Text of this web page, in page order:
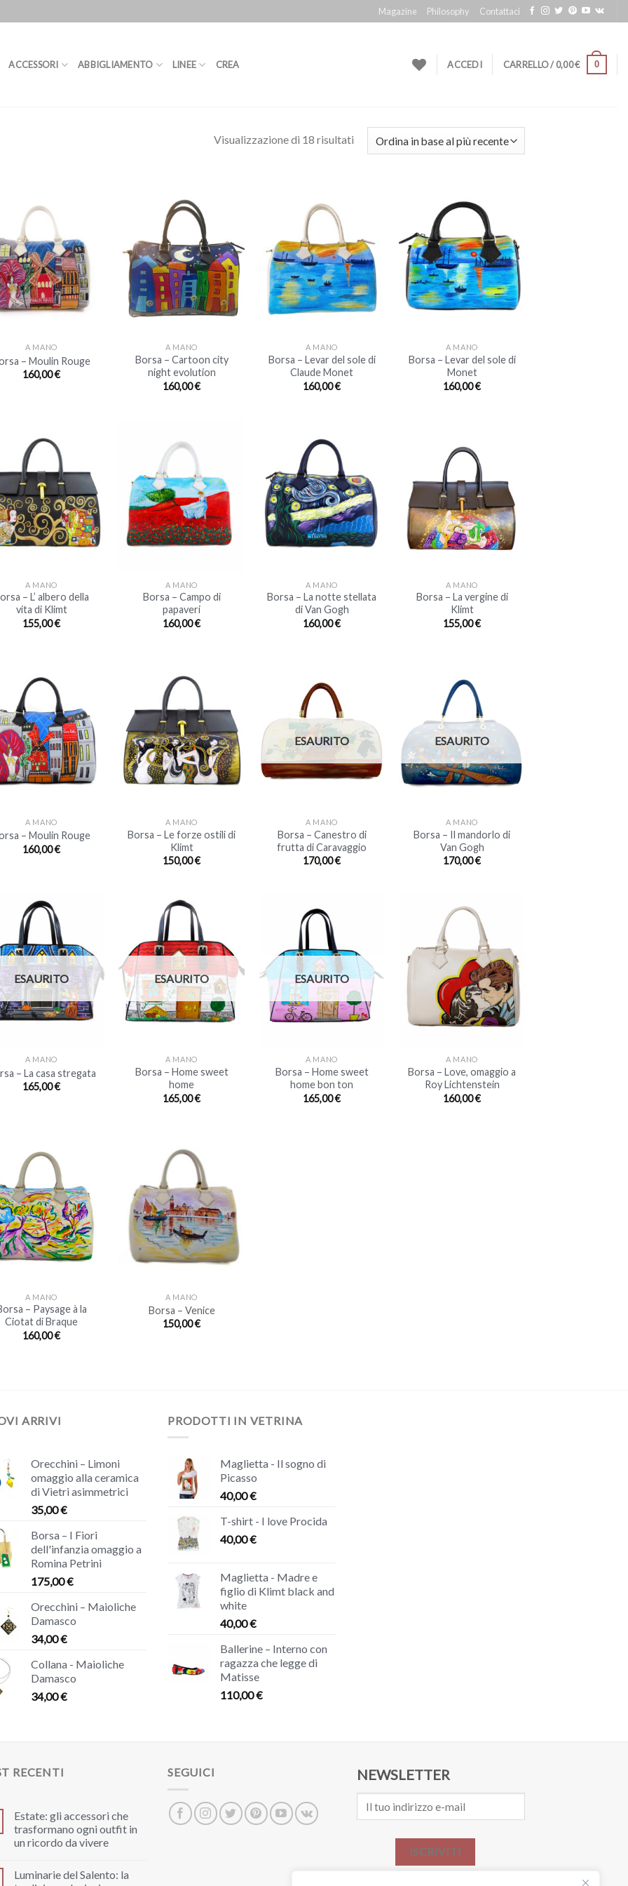
Magazine Philosophy Contattaci
ACCESSORI ABBIGLIAMENTO LINEE CREA ACCEDI CARRELLO /0,00€ 0
Visualizzazione di 18 risultati
A MANO
– Moulin Rouge
160,00€
A MANO
Borsa – Cartoon city
night evolution
160,00€
A MANO
Borsa – Levar del sole di
Claude Monet
160,00€
A MANO
Borsa – Levar del sole di
Monet
160,00€
A MANO
– L’ albero della
vita di Klimt
155,00€
A MANO
Borsa – Campo di
papaveri
160,00€
A MANO
Borsa – La notte stellata
di Van Gogh
160,00€
A MANO
Borsa – La vergine di
Klimt
155,00€
A MANO
– Moulin Rouge
160,00€
A MANO
Borsa – Le forze ostili di
Klimt
150,00€
ESAURITO
A MANO
Borsa – Canestro di
frutta di Caravaggio
170,00€
ESAURITO
A MANO
Borsa – Il mandorlo di
Van Gogh
170,00€
ESAURITO
A MANO
– La casa stregata
165,00€
ESAURITO
A MANO
Borsa – Home sweet
home
165,00€
ESAURITO
A MANO
Borsa – Home sweet
home bon ton
165,00€
A MANO
Borsa – Love, omaggio a
Roy Lichtenstein
160,00€
A MANO
– Paysage à la
Ciotat di Braque
160,00€
A MANO
Borsa – Venice
150,00€
ARRIVI
Orecchini – Limoni
omaggio alla ceramica
di Vietri asimmetrici
35,00€
Borsa – I Fiori
dell'infanzia omaggio a
Romina Petrini
175,00€
Orecchini – Maioliche
Damasco
34,00€
Collana - Maioliche
Damasco
34,00€
PRODOTTI IN VETRINA
Maglietta - Il sogno di
Picasso
40,00€
T-shirt - I love Procida
40,00€
Maglietta - Madre e
figlio di Klimt black and
white
40,00€
Ballerine – Interno con
ragazza che legge di
Matisse
110,00€
RECENTI
Estate: gli accessori che
trasformano ogni outfit in
un ricordo da vivere
Luminarie del Salento: la
SEGUICI NEWSLETTER
ISCRIVITI